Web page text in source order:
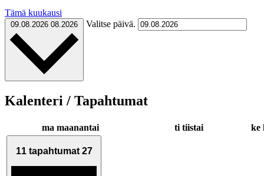
Tämä kuukausi
09.08.2026 08.2026 Valitse päivä.
Kalenteri / Tapahtumat
ma maanantai ti tiistai ke
11 tapahtumat27